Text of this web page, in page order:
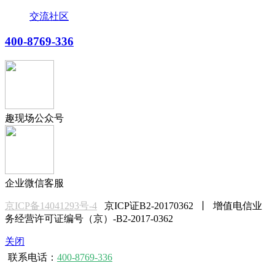
交流社区
400-8769-336
趣现场公众号
企业微信客服
京ICP备14041293号-4 京ICP证B2-20170362 丨 增值电信业
务经营许可证编号（京）-B2-2017-0362
关闭
联系电话： 400-8769-336